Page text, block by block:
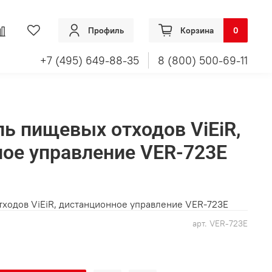
Профиль Корзина 0
+7 (495) 649-88-35 8 (800) 500-69-11
арт. VER-723E
пищевых отходов ViEiR,
управление VER-723E
ViEiR, дистанционное управление VER-723E